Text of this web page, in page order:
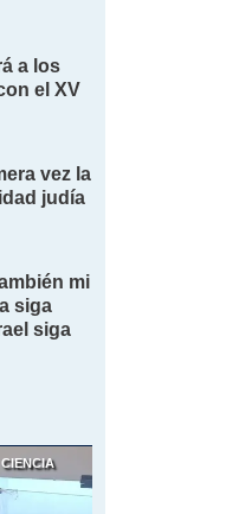
a los
el XV
vez la
judía
mi
siga
siga
CIENCIA